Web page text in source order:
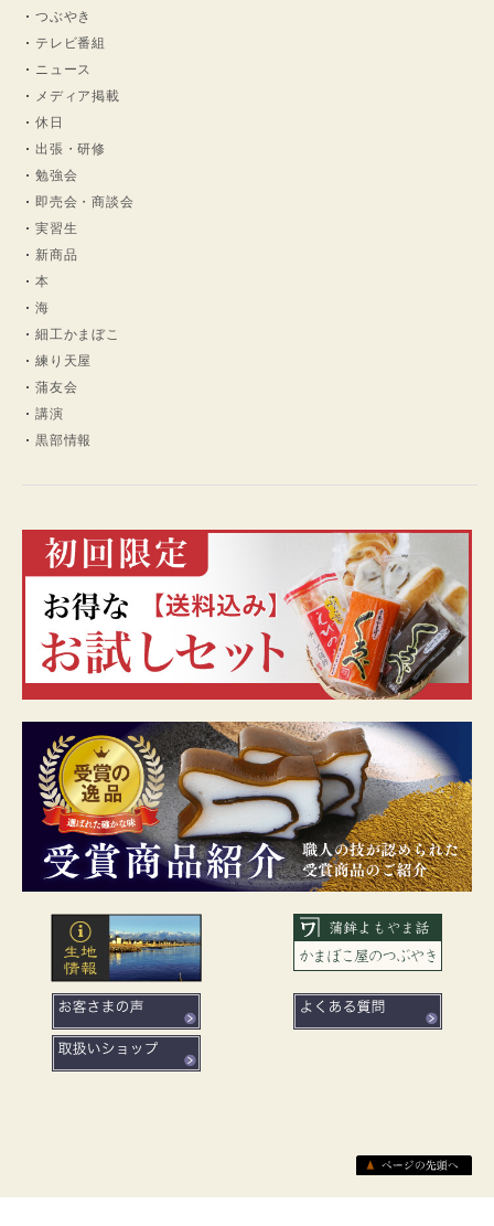
つぶやき
テレビ番組
ニュース
メディア掲載
休日
出張・研修
勉強会
即売会・商談会
実習生
新商品
本
海
細工かまぼこ
練り天屋
蒲友会
講演
黒部情報